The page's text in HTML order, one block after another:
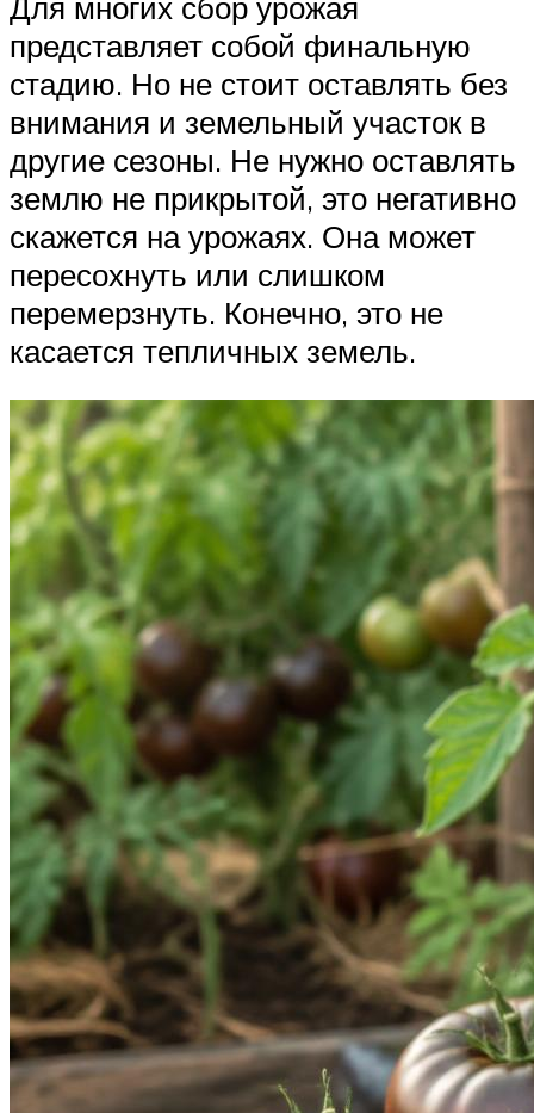
представляет собой финальную
стадию. Но не стоит оставлять без
внимания и земельный участок в
другие сезоны. Не нужно оставлять
землю не прикрытой, это негативно
скажется на урожаях. Она может
пересохнуть или слишком
перемерзнуть. Конечно, это не
касается тепличных земель.